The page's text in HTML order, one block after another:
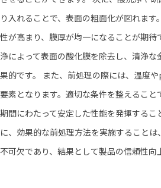
り入れることで、表面の粗面化が図れま
性が高まり、膜厚が均一になることが期
浄によって表面の酸化膜を除去し、清浄
果的です。 また、前処理の際には、温度
要素となります。適切な条件を整えるこ
期間にわたって安定した性能を発揮するこ
に、効果的な前処理方法を実施すること
不可欠であり、結果として製品の信頼性向